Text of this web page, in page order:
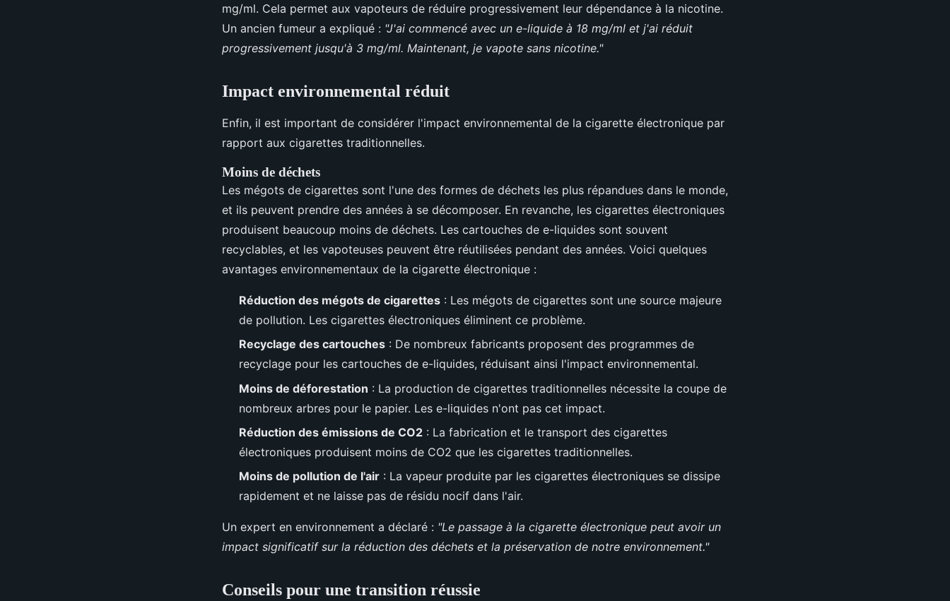
mg/ml. Cela permet aux vapoteurs de réduire progressivement leur dépendance à la nicotine.
Un ancien fumeur a expliqué : "J'ai commencé avec un e-liquide à 18 mg/ml et j'ai réduit
progressivement jusqu'à 3 mg/ml. Maintenant, je vapote sans nicotine."
Impact environnemental réduit
Enfin, il est important de considérer l'impact environnemental de la cigarette électronique par
rapport aux cigarettes traditionnelles.
Moins de déchets
Les mégots de cigarettes sont l'une des formes de déchets les plus répandues dans le monde,
et ils peuvent prendre des années à se décomposer. En revanche, les cigarettes électroniques
produisent beaucoup moins de déchets. Les cartouches de e-liquides sont souvent
recyclables, et les vapoteuses peuvent être réutilisées pendant des années. Voici quelques
avantages environnementaux de la cigarette électronique :
Réduction des mégots de cigarettes : Les mégots de cigarettes sont une source majeure
de pollution. Les cigarettes électroniques éliminent ce problème.
Recyclage des cartouches : De nombreux fabricants proposent des programmes de
recyclage pour les cartouches de e-liquides, réduisant ainsi l'impact environnemental.
Moins de déforestation : La production de cigarettes traditionnelles nécessite la coupe de
nombreux arbres pour le papier. Les e-liquides n'ont pas cet impact.
Réduction des émissions de CO2 : La fabrication et le transport des cigarettes
électroniques produisent moins de CO2 que les cigarettes traditionnelles.
Moins de pollution de l'air : La vapeur produite par les cigarettes électroniques se dissipe
rapidement et ne laisse pas de résidu nocif dans l'air.
Un expert en environnement a déclaré : "Le passage à la cigarette électronique peut avoir un
impact significatif sur la réduction des déchets et la préservation de notre environnement."
Conseils pour une transition réussie